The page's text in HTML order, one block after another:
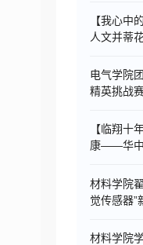
【我心中
人文并蒂
电气学院
精英挑战
【临翔十
康——华中
材料学院
觉传感器”
材料学院